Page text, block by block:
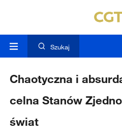
Szukaj
Chaotyczna i
celna Stanów
świat